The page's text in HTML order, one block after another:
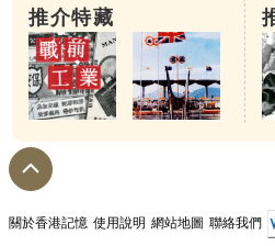
推介特藏
關於香港記憶 使用說明 網站地圖 聯絡我們